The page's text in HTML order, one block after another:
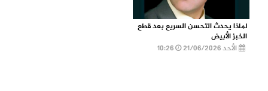
لماذا يحدث التحسن السريع بعد قطع
الخبز الأبيض
الأحد 21/06/2026